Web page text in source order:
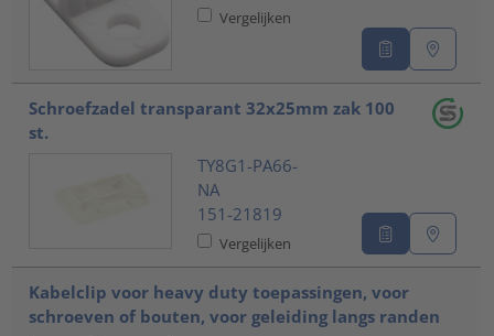
Vergelijken
Schroefzadel transparant 32x25mm zak 100
st.
TY8G1-PA66-
NA
151-21819
Vergelijken
Kabelclip voor heavy duty toepassingen, voor
schroeven of bouten, voor geleiding langs randen